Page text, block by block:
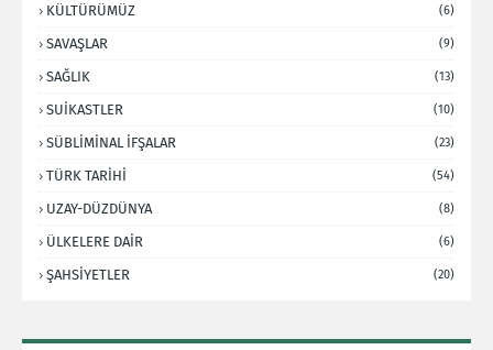
KÜLTÜRÜMÜZ (6)
SAVAŞLAR (9)
SAĞLIK (13)
SUİKASTLER (10)
SÜBLİMİNAL İFŞALAR (23)
TÜRK TARİHİ (54)
UZAY-DÜZDÜNYA (8)
ÜLKELERE DAİR (6)
ŞAHSİYETLER (20)